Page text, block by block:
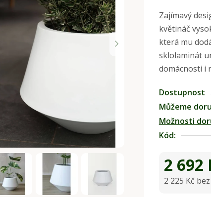
produktu
je
0,0
z
5
Zajímavý
květináč
která mu
sklolaminát
domácnosti i
Dostupnost
Můžeme
Možnosti
Kód:
2 692
2 225 Kč